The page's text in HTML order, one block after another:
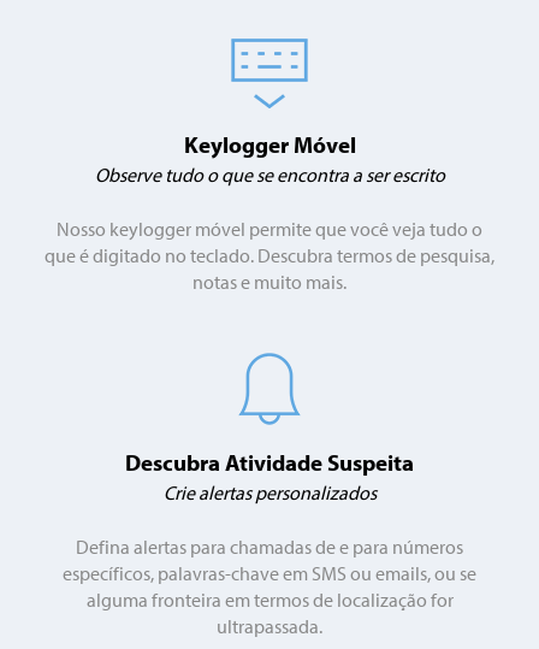
Keylogger Móvel
Observe tudo o que se encontra a ser escrito
Nosso keylogger móvel permite que você veja tudo o
que é digitado no teclado. Descubra termos de pesquisa,
notas e muito mais.
Descubra Atividade Suspeita
Crie alertas personalizados
Defina alertas para chamadas de e para números
específicos, palavras-chave em SMS ou emails, ou se
alguma fronteira em termos de localização for
ultrapassada.